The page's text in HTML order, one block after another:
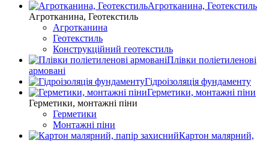
Агротканина, Геотекстиль
Агротканина, Геотекстиль
Агротканина
Геотекстиль
Конструкційний геотекстиль
Плівки поліетиленові
армовані
Гідроізоляція фундаменту
Герметики, монтажні піни
Герметики, монтажні піни
Герметики
Монтажні піни
Картон малярний,